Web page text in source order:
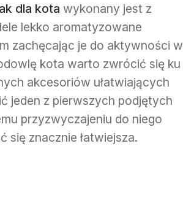
dla kota wykonany jest z
lekko aromatyzowane
zachęcając je do aktywności w
kota warto zwrócić się ku
akcesoriów ułatwiających
jeden z pierwszych podjętych
przyzwyczajeniu do niego
się znacznie łatwiejsza.